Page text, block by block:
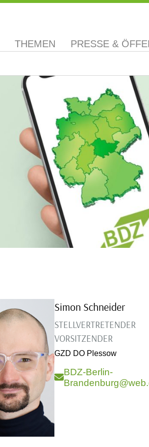
THEMEN PRESSE &
Simon Schneider
STELLVERTRETENDER
VORSITZENDER
GZD DO Plessow
BDZ-Berlin-